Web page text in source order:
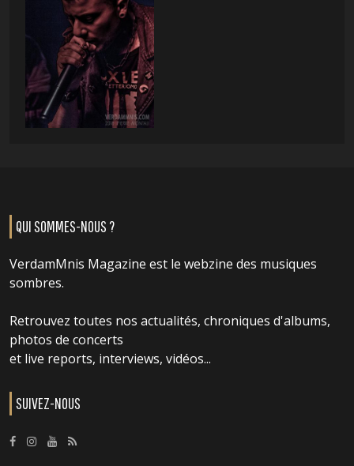
QUI SOMMES-NOUS ?
VerdamMnis Magazine est le webzine des musiques
sombres.
Retrouvez toutes nos actualités, chroniques d'albums,
photos de concerts
et live reports, interviews, vidéos...
SUIVEZ-NOUS